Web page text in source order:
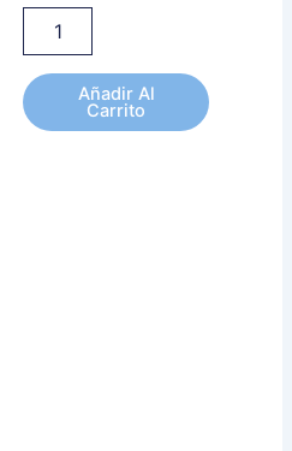
Añadir Al
Carrito